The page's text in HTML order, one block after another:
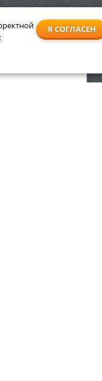
MS 260 шина 40
Я СОГЛАСЕН